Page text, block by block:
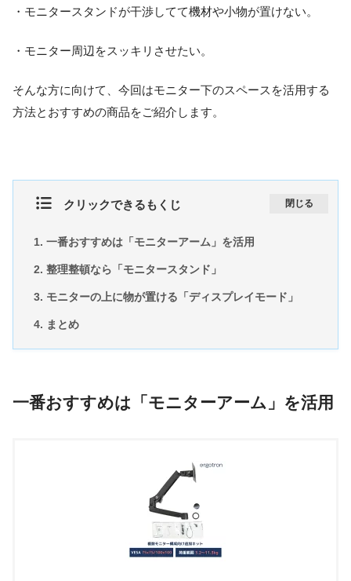
・モニタースタンドが干渉してて機材や小物が置けない。
・モニター周辺をスッキリさせたい。
そんな方に向けて、今回はモニター下のスペースを活用する
方法とおすすめの商品をご紹介します。
クリックできるもくじ 閉じる
一番おすすめは「モニターアーム」を活用
整理整頓なら「モニタースタンド」
モニターの上に物が置ける「ディスプレイモード」
まとめ
一番おすすめは「モニターアーム」を活用